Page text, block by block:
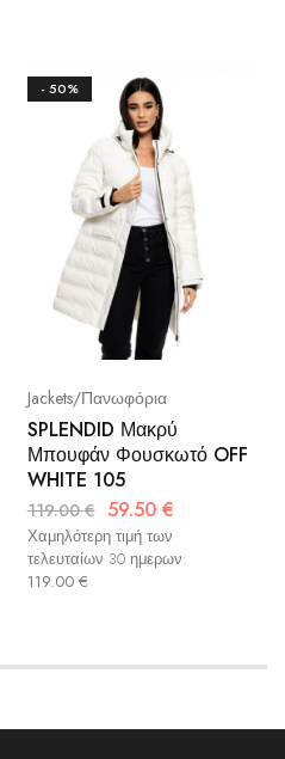
- 50%
Jackets/Πανωφόρια
SPLENDID Μακρύ
Μπουφάν Φουσκωτό OFF
WHITE 105
119.00€ 59.50 €
Χαμηλότερη τιμή των
τελευταίων 30 ημερων:
119.00 €